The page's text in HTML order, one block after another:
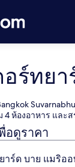
ร์ทย
4 ห้องอาหาร และ
อดูราคา